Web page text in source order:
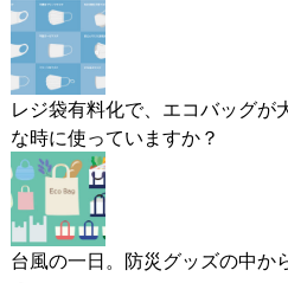
レジ袋有料化で、エコバッグが
な時に使っていますか？
台風の一日。防災グッズの中か